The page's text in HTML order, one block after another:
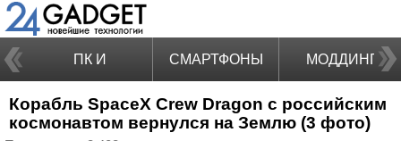
ПК И
НОУТБУКИ
СМАРТФОНЫ МОДДИНГ
Корабль SpaceX Crew Dragon с российским
космонавтом вернулся на Землю (3 фото)